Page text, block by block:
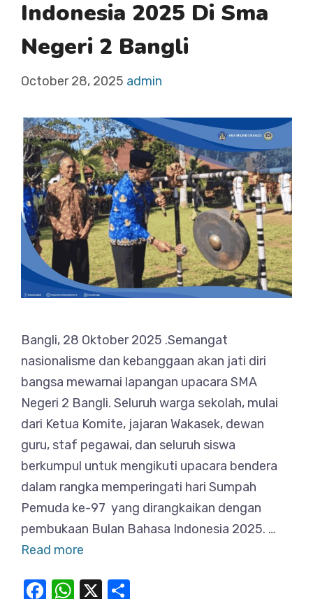
Indonesia 2025 Di Sma
Negeri 2 Bangli
October 28, 2025 admin
Bangli, 28 Oktober 2025 .Semangat
nasionalisme dan kebanggaan akan jati diri
bangsa mewarnai lapangan upacara SMA
Negeri 2 Bangli. Seluruh warga sekolah, mulai
dari Ketua Komite, jajaran Wakasek, dewan
guru, staf pegawai, dan seluruh siswa
berkumpul untuk mengikuti upacara bendera
dalam rangka memperingati hari Sumpah
Pemuda ke-97 yang dirangkaikan dengan
pembukaan Bulan Bahasa Indonesia 2025. …
Read more
F
W
X